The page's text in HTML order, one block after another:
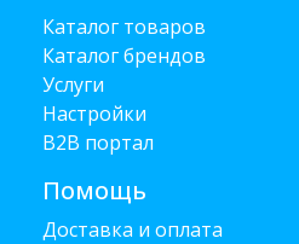
Каталог товаров
Каталог брендов
Услуги
Настройки
B2B портал
Помощь
Доставка и оплата